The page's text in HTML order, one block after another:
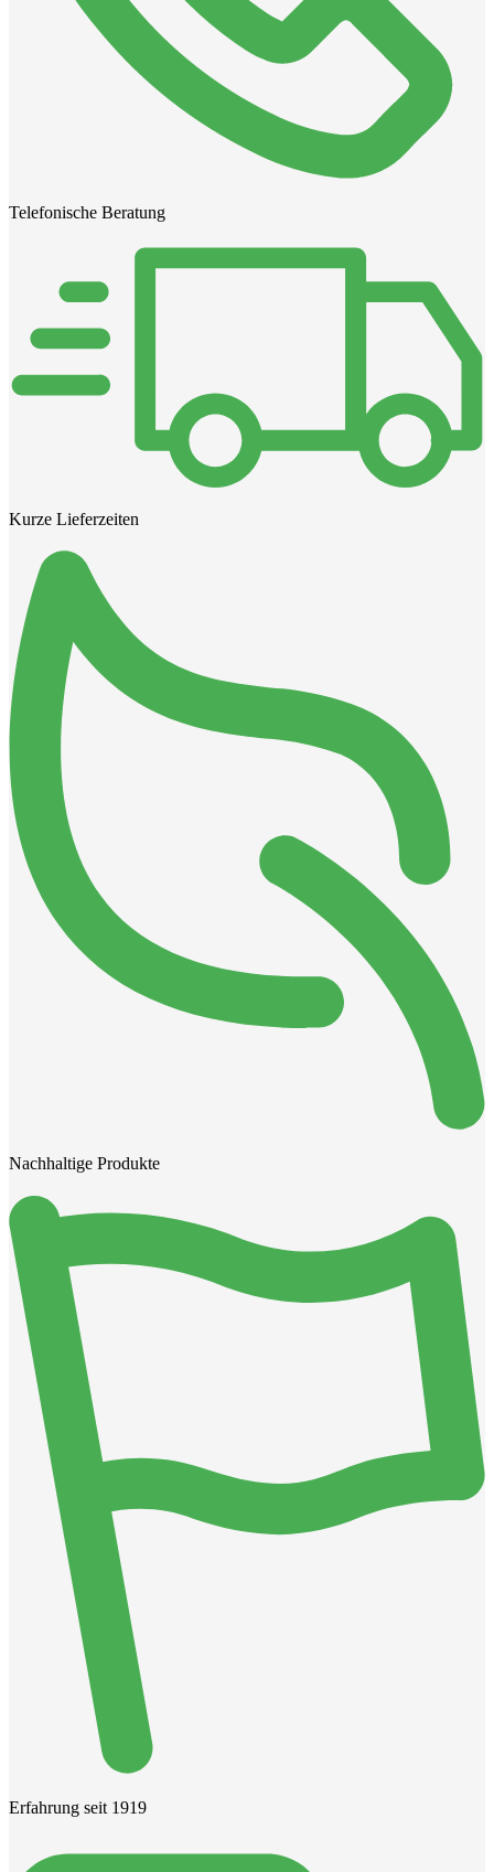
Telefonische Beratung
Kurze Lieferzeiten
Nachhaltige Produkte
Erfahrung seit 1919